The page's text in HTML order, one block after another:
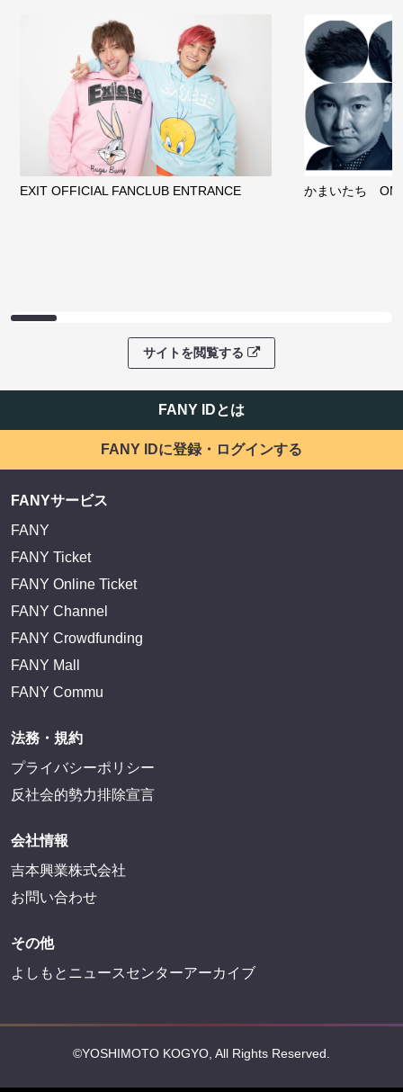
EXIT OFFICIAL FANCLUB ENTRANCE かまいたち
サイトを閲覧する
FANY IDとは
FANY IDに登録・ログインする
FANYサービス
FANY
FANY Ticket
FANY Online Ticket
FANY Channel
FANY Crowdfunding
FANY Mall
FANY Commu
法務・規約
プライバシーポリシー
反社会的勢力排除宣言
会社情報
吉本興業株式会社
お問い合わせ
その他
よしもとニュースセンターアーカイブ
©YOSHIMOTO KOGYO, All Rights Reserved.